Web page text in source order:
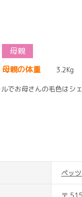
母親の体重 3.2Kg
でお母さんの毛色はシ
ペッ